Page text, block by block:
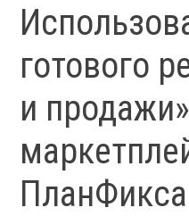
готового
и
ПланФикса